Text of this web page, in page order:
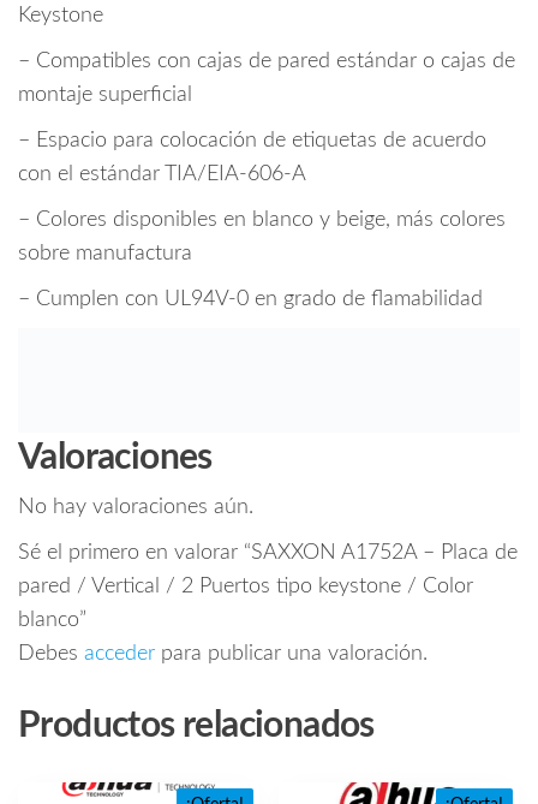
Color
cantidad
Keystone
– Compatibles con cajas de pared estándar o cajas de
montaje superficial
– Espacio para colocación de etiquetas de acuerdo
con el estándar TIA/EIA-606-A
– Colores disponibles en blanco y beige, más colores
sobre manufactura
– Cumplen con UL94V-0 en grado de flamabilidad
Valoraciones
No hay valoraciones aún.
Sé el primero en valorar “SAXXON A1752A – Placa de
pared / Vertical / 2 Puertos tipo keystone / Color
blanco”
Debes acceder para publicar una valoración.
Productos relacionados